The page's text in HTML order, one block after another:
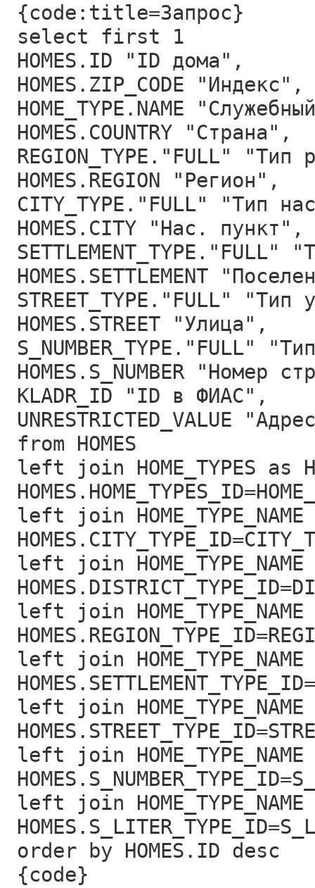
{code:title=Запрос}
select first 1
HOMES.ID "ID дома",
HOMES.ZIP_CODE "Индекс",
HOME_TYPE.NAME
HOMES.COUNTRY "Страна",
REGION_TYPE."FULL" "Тип
HOMES.REGION "Регион",
CITY_TYPE."FULL" "Тип
HOMES.CITY "Нас. пункт",
SETTLEMENT_TYPE."FULL"
HOMES.SETTLEMENT
STREET_TYPE."FULL" "Тип
HOMES.STREET "Улица",
S_NUMBER_TYPE."FULL"
HOMES.S_NUMBER "Номер
KLADR_ID "ID в ФИАС",
UNRESTRICTED_VALUE
from HOMES
left join HOME_TYPES as
left join
left join
left join HOME_TYPE_NAME
left join HOME_TYPE_NAME
left join HOME_TYPE_NAME
left join HOME_TYPE_NAME
left join
order by HOMES.ID desc
{code}